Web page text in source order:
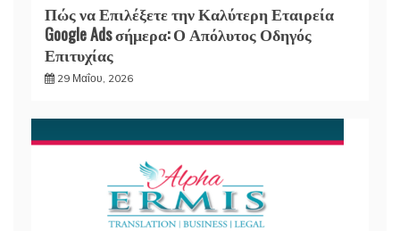
Πώς να Επιλέξετε την Καλύτερη Εταιρεία
Google Ads σήμερα: Ο Απόλυτος Οδηγός
Επιτυχίας
29 Μαΐου, 2026